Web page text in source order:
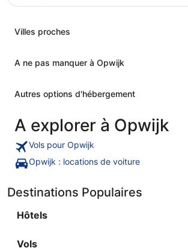
Villes proches
A ne pas manquer à Opwijk
Autres options d'hébergement
A explorer à Opwijk
Vols pour Opwijk
Opwijk : locations de voiture
Destinations Populaires
Hôtels
Vols